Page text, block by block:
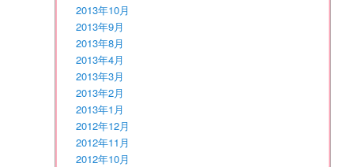
2013年10月
2013年9月
2013年8月
2013年4月
2013年3月
2013年2月
2013年1月
2012年12月
2012年11月
2012年10月